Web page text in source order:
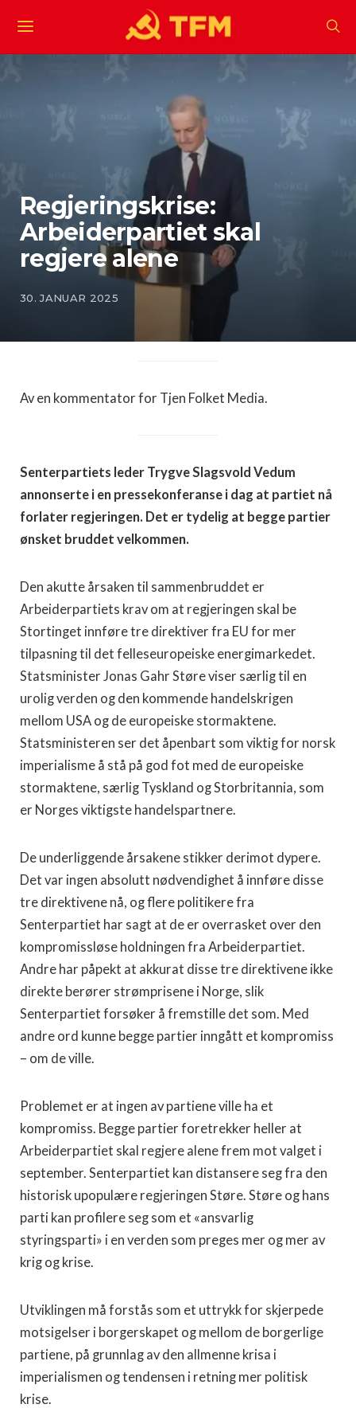
Regjeringskrise:
Arbeiderpartiet skal
regjere alene
30. JANUAR 2025
Av en kommentator for Tjen Folket Media.
Senterpartiets leder Trygve Slagsvold Vedum
annonserte i en pressekonferanse i dag at partiet nå
forlater regjeringen. Det er tydelig at begge partier
ønsket bruddet velkommen.
Den akutte årsaken til sammenbruddet er
Arbeiderpartiets krav om at regjeringen skal be
Stortinget innføre tre direktiver fra EU for mer
tilpasning til det felleseuropeiske energimarkedet.
Statsminister Jonas Gahr Støre viser særlig til en
urolig verden og den kommende handelskrigen
mellom USA og de europeiske stormaktene.
Statsministeren ser det åpenbart som viktig for norsk
imperialisme å stå på god fot med de europeiske
stormaktene, særlig Tyskland og Storbritannia, som
er Norges viktigste handelspartnere.
De underliggende årsakene stikker derimot dypere.
Det var ingen absolutt nødvendighet å innføre disse
tre direktivene nå, og flere politikere fra
Senterpartiet har sagt at de er overrasket over den
kompromissløse holdningen fra Arbeiderpartiet.
Andre har påpekt at akkurat disse tre direktivene ikke
direkte berører strømprisene i Norge, slik
Senterpartiet forsøker å fremstille det som. Med
andre ord kunne begge partier inngått et kompromiss
– om de ville.
Problemet er at ingen av partiene ville ha et
kompromiss. Begge partier foretrekker heller at
Arbeiderpartiet skal regjere alene frem mot valget i
september. Senterpartiet kan distansere seg fra den
historisk upopulære regjeringen Støre. Støre og hans
parti kan profilere seg som et «ansvarlig
styringsparti» i en verden som preges mer og mer av
krig og krise.
Utviklingen må forstås som et uttrykk for skjerpede
motsigelser i borgerskapet og mellom de borgerlige
partiene, på grunnlag av den allmenne krisa i
imperialismen og tendensen i retning mer politisk
krise.